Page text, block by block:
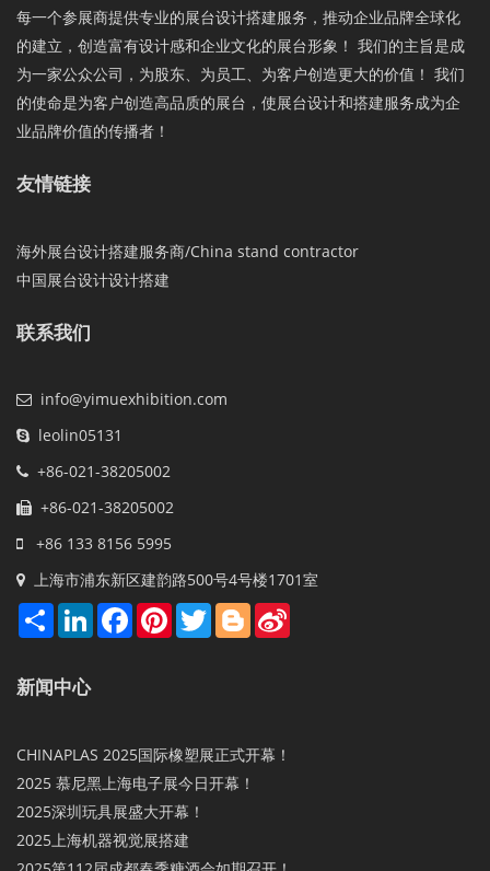
每一个参展商提供专业的展台设计搭建服务，推动企业品牌全球化
的建立，创造富有设计感和企业文化的展台形象！ 我们的主旨是成
为一家公众公司，为股东、为员工、为客户创造更大的价值！ 我们
的使命是为客户创造高品质的展台，使展台设计和搭建服务成为企
业品牌价值的传播者！
友情链接
海外展台设计搭建服务商/China stand contractor
中国展台设计设计搭建
联系我们
info@yimuexhibition.com
leolin05131
+86-021-38205002
+86-021-38205002
+86 133 8156 5995
上海市浦东新区建韵路500号4号楼1701室
Share LinkedInFacebookPinterestTwitterBlogger
新闻中心
CHINAPLAS 2025国际橡塑展正式开幕！
2025 慕尼黑上海电子展今日开幕！
2025深圳玩具展盛大开幕！
2025上海机器视觉展搭建